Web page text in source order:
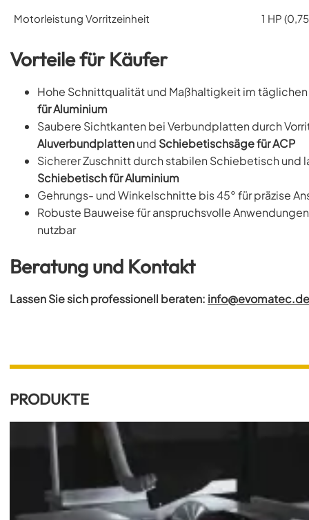
Motorleistung Vorritzeinheit
1 HP
Vorteile für Käufer
Hohe Schnittqualität und Maßhaltigkeit im
für Aluminium
Saubere Sichtkanten bei Verbundplatten durch
Aluverbundplattenund Schiebetischsäge für ACP
Sicherer Zuschnitt durch stabilen Schiebetisch und
Schiebetisch für Aluminium
Gehrungs- und Winkelschnitte bis 45° für präzise
Robuste Bauweise für anspruchsvolle
nutzbar
Beratung und Kontakt
Lassen Sie sich professionell beraten: info@evomatec.de
PRODUKTE